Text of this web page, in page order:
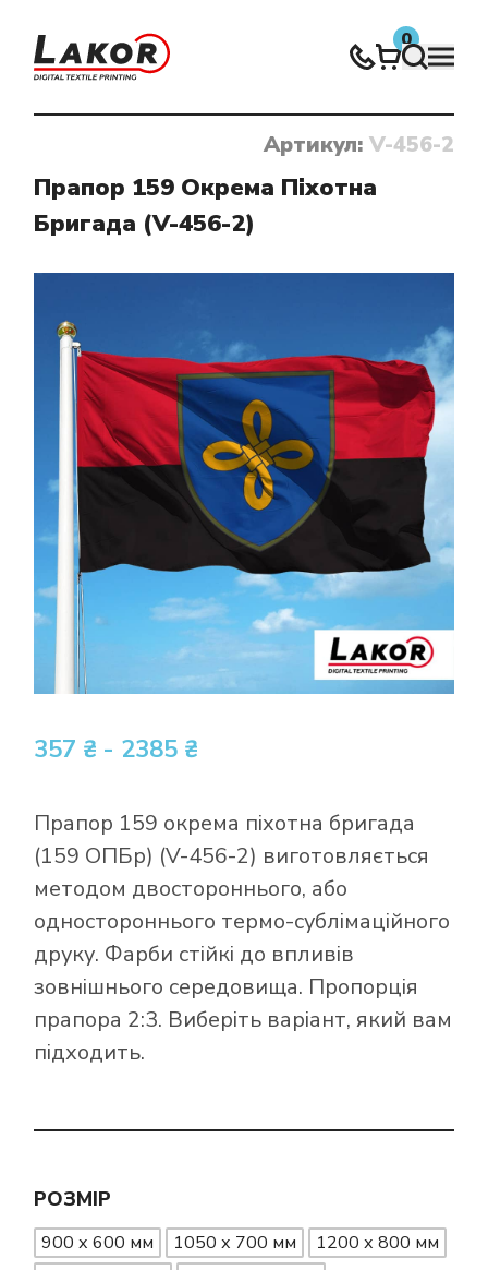
0
Нічого не знайдено
Артикул: V-456-2
Прапор 159 Окрема Піхотна
Бригада (V-456-2)
357 ₴ - 2385 ₴
Прапор 159 окрема піхотна бригада
(159 ОПБр) (V-456-2) виготовляється
методом двостороннього, або
одностороннього термо-сублімаційного
друку. Фарби стійкі до впливів
зовнішнього середовища. Пропорція
прапора 2:3. Виберіть варіант, який вам
підходить.
РОЗМІР
900 х 600 мм 1050 х 700 мм
1200 х 800 мм